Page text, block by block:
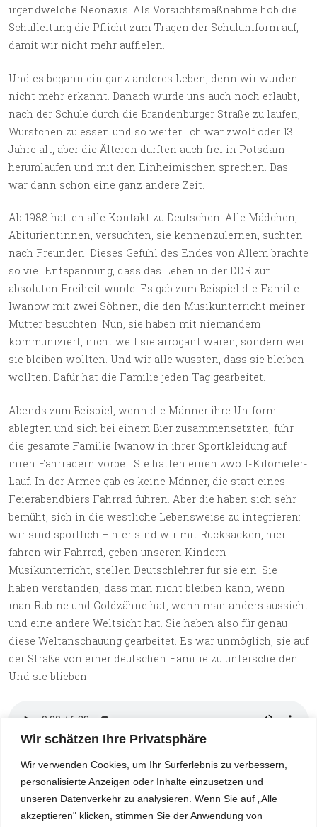
Wir schätzen Ihre Privatsphäre
Wir verwenden Cookies, um Ihr Surferlebnis zu verbessern,
personalisierte Anzeigen oder Inhalte einzusetzen und
unseren Datenverkehr zu analysieren. Wenn Sie auf „Alle
akzeptieren" klicken, stimmen Sie der Anwendung von
irgendwelche Neonazis. Als Vorsichtsmaßnahme hob die
Schulleitung die Pflicht zum Tragen der Schuluniform auf,
damit wir nicht mehr auffielen.
Und es begann ein ganz anderes Leben, denn wir wurden
nicht mehr erkannt. Danach wurde uns auch noch erlaubt,
nach der Schule durch die Brandenburger Straße zu laufen,
Würstchen zu essen und so weiter. Ich war zwölf oder 13
Jahre alt, aber die Älteren durften auch frei in Potsdam
herumlaufen und mit den Einheimischen sprechen. Das
war dann schon eine ganz andere Zeit.
Ab 1988 hatten alle Kontakt zu Deutschen. Alle Mädchen,
Abiturientinnen, versuchten, sie kennenzulernen, suchten
nach Freunden. Dieses Gefühl des Endes von Allem brachte
so viel Entspannung, dass das Leben in der DDR zur
absoluten Freiheit wurde. Es gab zum Beispiel die Familie
Iwanow mit zwei Söhnen, die den Musikunterricht meiner
Mutter besuchten. Nun, sie haben mit niemandem
kommuniziert, nicht weil sie arrogant waren, sondern weil
sie bleiben wollten. Und wir alle wussten, dass sie bleiben
wollten. Dafür hat die Familie jeden Tag gearbeitet.
Abends zum Beispiel, wenn die Männer ihre Uniform
ablegten und sich bei einem Bier zusammensetzten, fuhr
die gesamte Familie Iwanow in ihrer Sportkleidung auf
ihren Fahrrädern vorbei. Sie hatten einen zwölf-Kilometer-
Lauf. In der Armee gab es keine Männer, die statt eines
Feierabendbiers Fahrrad fuhren. Aber die haben sich sehr
bemüht, sich in die westliche Lebensweise zu integrieren:
wir sind sportlich – hier sind wir mit Rucksäcken, hier
fahren wir Fahrrad, geben unseren Kindern
Musikunterricht, stellen Deutschlehrer für sie ein. Sie
haben verstanden, dass man nicht bleiben kann, wenn
man Rubine und Goldzähne hat, wenn man anders aussieht
und eine andere Weltsicht hat. Sie haben also für genau
diese Weltanschauung gearbeitet. Es war unmöglich, sie auf
der Straße von einer deutschen Familie zu unterscheiden.
Und sie blieben.
Fragmente des Interviews mit Juliana Bardolim (Audio auf
Russisch)
Interview: Natalia Konradova